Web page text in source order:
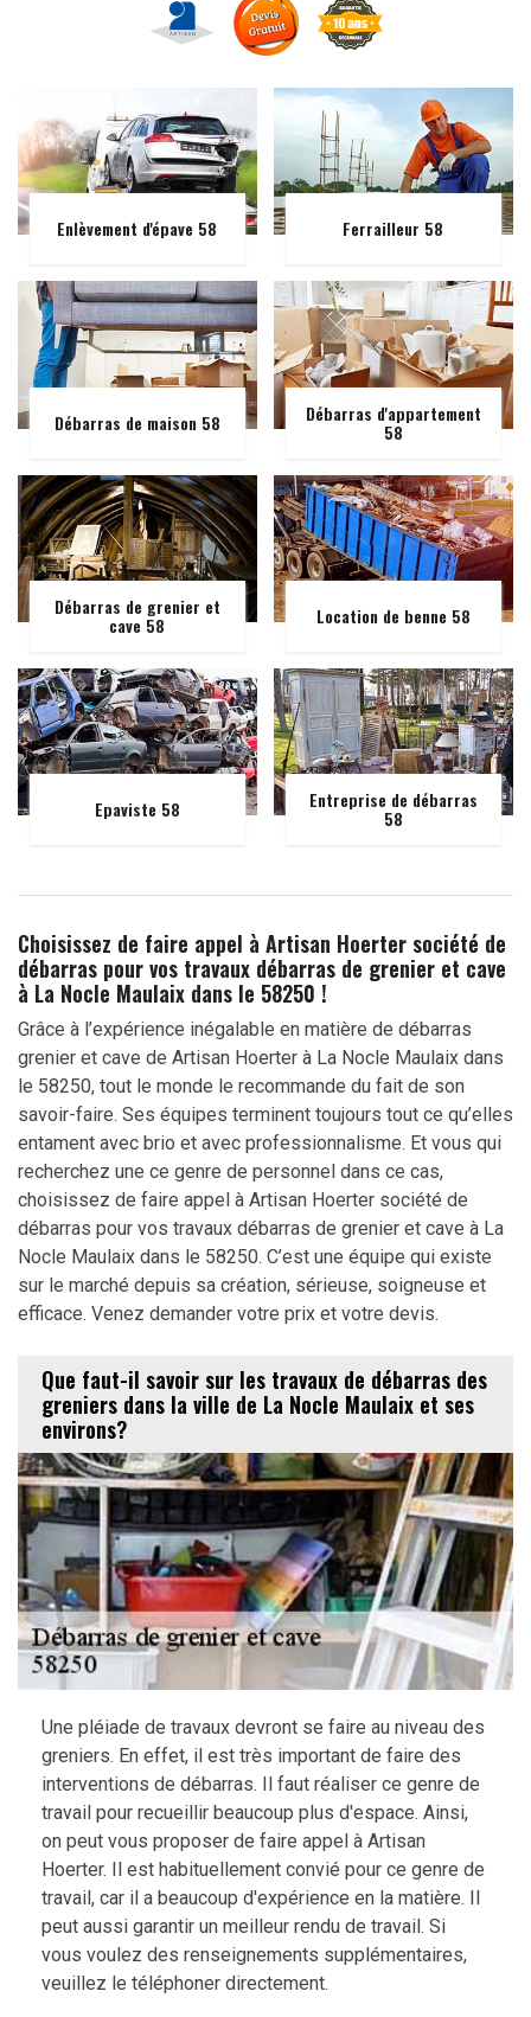
Enlèvement d'épave 58 Ferrailleur 58
Débarras de maison 58 Débarras d'appartement
58
Débarras de grenier et
cave 58 Location de benne 58
Epaviste 58 Entreprise de débarras
58
Choisissez de faire appel à Artisan Hoerter société de
débarras pour vos travaux débarras de grenier et cave
à La Nocle Maulaix dans le 58250 !
Grâce à l’expérience inégalable en matière de débarras
grenier et cave de Artisan Hoerter à La Nocle Maulaix dans
le 58250, tout le monde le recommande du fait de son
savoir-faire. Ses équipes terminent toujours tout ce qu’elles
entament avec brio et avec professionnalisme. Et vous qui
recherchez une ce genre de personnel dans ce cas,
choisissez de faire appel à Artisan Hoerter société de
débarras pour vos travaux débarras de grenier et cave à La
Nocle Maulaix dans le 58250. C’est une équipe qui existe
sur le marché depuis sa création, sérieuse, soigneuse et
efficace. Venez demander votre prix et votre devis.
Que faut-il savoir sur les travaux de débarras des
greniers dans la ville de La Nocle Maulaix et ses
environs?
Une pléiade de travaux devront se faire au niveau des
greniers. En effet, il est très important de faire des
interventions de débarras. Il faut réaliser ce genre de
travail pour recueillir beaucoup plus d'espace. Ainsi,
on peut vous proposer de faire appel à Artisan
Hoerter. Il est habituellement convié pour ce genre de
travail, car il a beaucoup d'expérience en la matière. Il
peut aussi garantir un meilleur rendu de travail. Si
vous voulez des renseignements supplémentaires,
veuillez le téléphoner directement.